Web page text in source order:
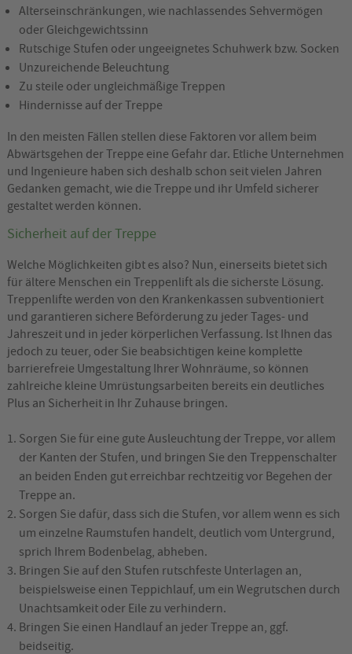
Alterseinschränkungen, wie nachlassendes Sehvermögen
oder Gleichgewichtssinn
Rutschige Stufen oder ungeeignetes Schuhwerk bzw. Socken
Unzureichende Beleuchtung
Zu steile oder ungleichmäßige Treppen
Hindernisse auf der Treppe
In den meisten Fällen stellen diese Faktoren vor allem beim
Abwärtsgehen der Treppe eine Gefahr dar. Etliche Unternehmen
und Ingenieure haben sich deshalb schon seit vielen Jahren
Gedanken gemacht, wie die Treppe und ihr Umfeld sicherer
gestaltet werden können.
Sicherheit auf der Treppe
Welche Möglichkeiten gibt es also? Nun, einerseits bietet sich
für ältere Menschen ein Treppenlift als die sicherste Lösung.
Treppenlifte werden von den Krankenkassen subventioniert
und garantieren sichere Beförderung zu jeder Tages- und
Jahreszeit und in jeder körperlichen Verfassung. Ist Ihnen das
jedoch zu teuer, oder Sie beabsichtigen keine komplette
barrierefreie Umgestaltung Ihrer Wohnräume, so können
zahlreiche kleine Umrüstungsarbeiten bereits ein deutliches
Plus an Sicherheit in Ihr Zuhause bringen.
Sorgen Sie für eine gute Ausleuchtung der Treppe, vor allem
der Kanten der Stufen, und bringen Sie den Treppenschalter
an beiden Enden gut erreichbar rechtzeitig vor Begehen der
Treppe an.
Sorgen Sie dafür, dass sich die Stufen, vor allem wenn es sich
um einzelne Raumstufen handelt, deutlich vom Untergrund,
sprich Ihrem Bodenbelag, abheben.
Bringen Sie auf den Stufen rutschfeste Unterlagen an,
beispielsweise einen Teppichlauf, um ein Wegrutschen durch
Unachtsamkeit oder Eile zu verhindern.
Bringen Sie einen Handlauf an jeder Treppe an, ggf.
beidseitig.